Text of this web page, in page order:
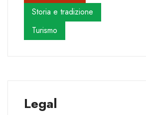
Storia e tradizione
Turismo
Legal